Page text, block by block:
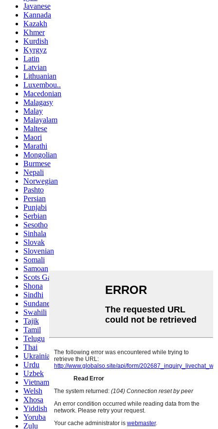
Javanese
Kannada
Kazakh
Khmer
Kurdish
Kyrgyz
Latin
Latvian
Lithuanian
Luxembou..
Macedonian
Malagasy
Malay
Malayalam
Maltese
Maori
Marathi
Mongolian
Burmese
Nepali
Norwegian
Pashto
Persian
Punjabi
Serbian
Sesotho
Sinhala
Slovak
Slovenian
Somali
Samoan
Scots Gaelic
Shona
Sindhi
Sundanese
Swahili
Tajik
Tamil
Telugu
Thai
Ukrainian
Urdu
Uzbek
Vietnamese
Welsh
Xhosa
Yiddish
Yoruba
Zulu